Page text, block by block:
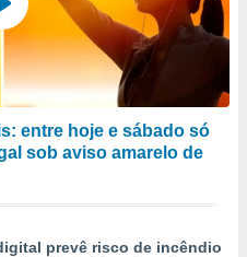
entre hoje e sábado só
sob aviso amarelo de
prevê risco de incêndio